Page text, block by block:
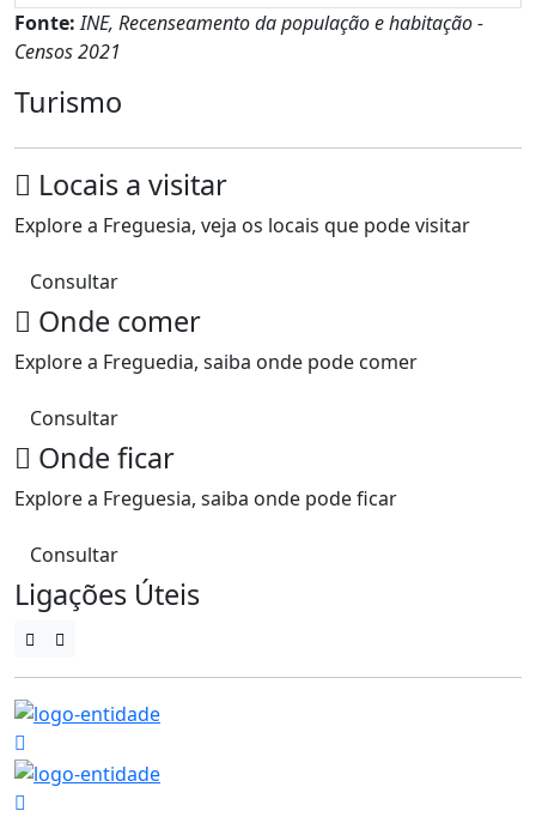
Fonte:INE, Recenseamento da população e habitação -
Censos 2021
Turismo
Locais a visitar
Explore a Freguesia, veja os locais que pode visitar
Consultar
Onde comer
Explore a Freguedia, saiba onde pode comer
Consultar
Onde ficar
Explore a Freguesia, saiba onde pode ficar
Consultar
Ligações Úteis